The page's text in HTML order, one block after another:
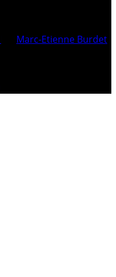
Marc-Etienne Burdet